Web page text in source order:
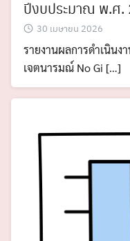
ปีงบประมาณ พ.ศ.
30 เมษายน 2026
รายงานผลการดำเนิน
เจตนารมณ์ No Gi […]